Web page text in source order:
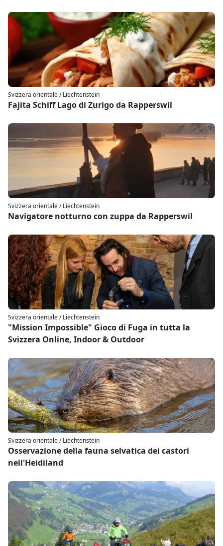
Svizzera orientale / Liechtenstein
Fajita Schiff Lago di Zurigo da Rapperswil
Svizzera orientale / Liechtenstein
Navigatore notturno con zuppa da Rapperswil
Svizzera orientale / Liechtenstein
"Mission Impossible" Gioco di Fuga in tutta la
Svizzera Online, Indoor & Outdoor
Svizzera orientale / Liechtenstein
Osservazione della fauna selvatica dei castori
nell'Heidiland